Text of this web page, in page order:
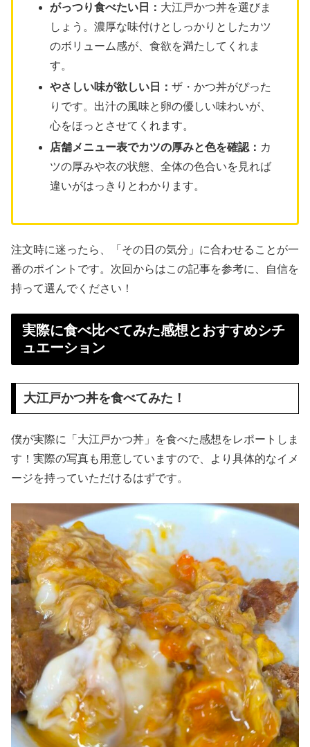
がっつり食べたい日： 大江戸かつ丼を選びま
しょう。濃厚な味付けとしっかりとしたカツ
のボリューム感が、食欲を満たしてくれま
す。
やさしい味が欲しい日：ザ・かつ丼がぴった
りです。出汁の風味と卵の優しい味わいが、
心をほっとさせてくれます。
店舗メニュー表でカツの厚みと色を確認： カ
ツの厚みや衣の状態、全体の色合いを見れば
違いがはっきりとわかります。
注文時に迷ったら、「その日の気分」に合わせることが一
番のポイントです。次回からはこの記事を参考に、自信を
持って選んでください！
実際に食べ比べてみた感想とおすすめシチ
ュエーション
大江戸かつ丼を食べてみた！
僕が実際に「大江戸かつ丼」を食べた感想をレポートしま
す！実際の写真も用意していますので、より具体的なイメ
ージを持っていただけるはずです。